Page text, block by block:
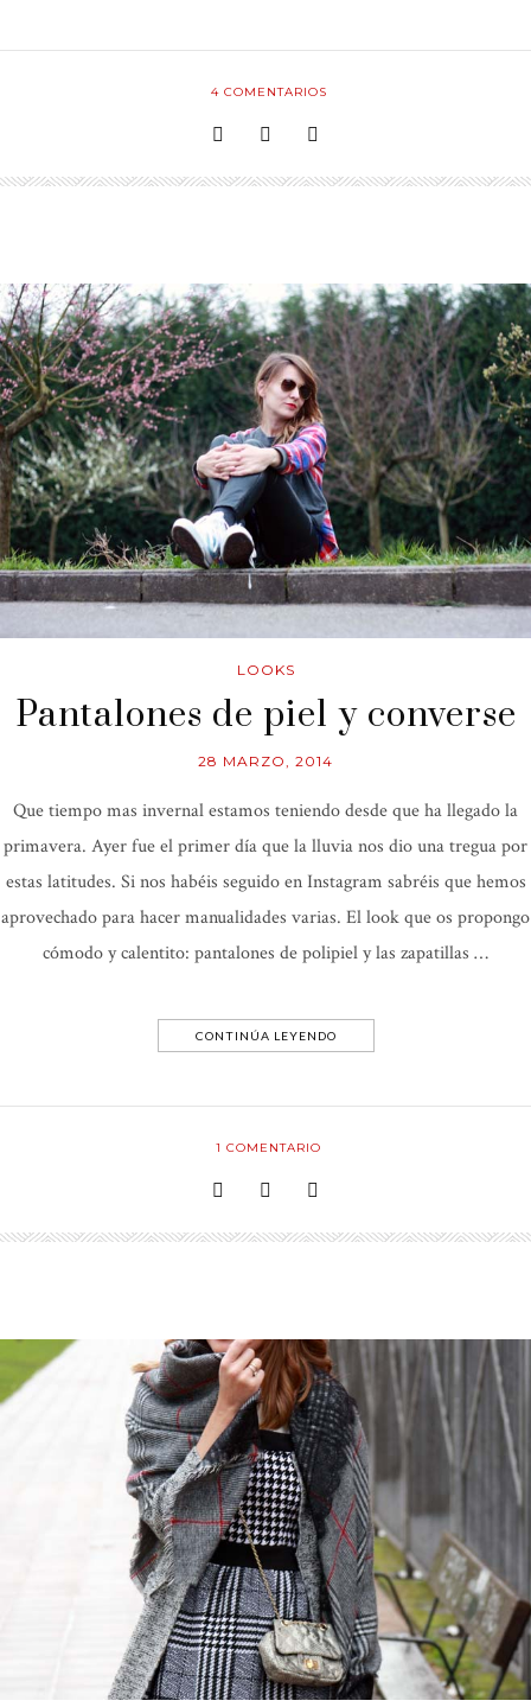
4COMENTARIOS
LOOKS
Pantalones de piel y converse
28 MARZO, 2014
Que tiempo mas invernal estamos teniendo desde que ha llegado la
primavera. Ayer fue el primer día que la lluvia nos dio una tregua por
estas latitudes. Si nos habéis seguido en Instagram sabréis que hemos
aprovechado para hacer manualidades varias. El look que os propongo
cómodo y calentito: pantalones de polipiel y las zapatillas …
CONTINÚA LEYENDO
1 COMENTARIO